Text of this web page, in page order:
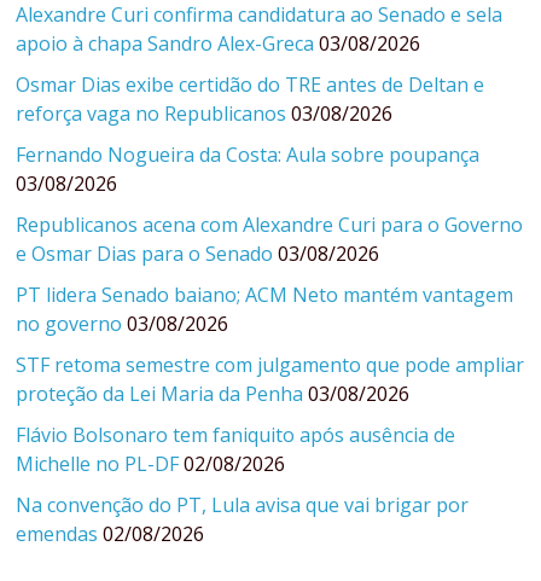
Alexandre Curi confirma candidatura ao Senado e sela
apoio à chapa Sandro Alex-Greca 03/08/2026
Osmar Dias exibe certidão do TRE antes de Deltan e
reforça vaga no Republicanos 03/08/2026
Fernando Nogueira da Costa: Aula sobre poupança
03/08/2026
Republicanos acena com Alexandre Curi para o Governo
e Osmar Dias para o Senado 03/08/2026
PT lidera Senado baiano; ACM Neto mantém vantagem
no governo 03/08/2026
STF retoma semestre com julgamento que pode ampliar
proteção da Lei Maria da Penha 03/08/2026
Flávio Bolsonaro tem faniquito após ausência de
Michelle no PL-DF02/08/2026
Na convenção do PT, Lula avisa que vai brigar por
emendas 02/08/2026